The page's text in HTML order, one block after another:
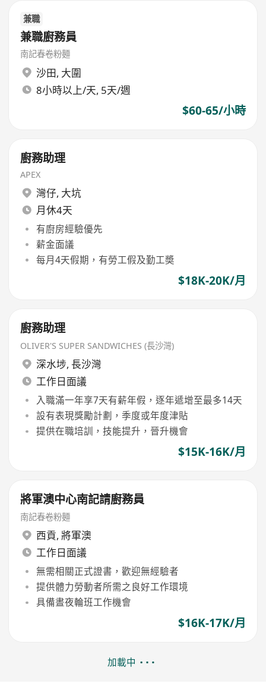
兼職
兼職廚務員
南記春卷粉麵
沙田, 大圍
8小時以上/天, 5天/週
$60-65/小時
廚務助理
APEX
灣仔, 大坑
月休4天
有廚房經驗優先
薪金面議
每月4天假期，有勞工假及勤工奬
$18K-20K/月
廚務助理
OLIVER'S SUPER SANDWICHES (長沙灣)
深水埗, 長沙灣
工作日面議
入職滿一年享7天有薪年假，逐年遞增至最多14天
設有表現獎勵計劃，季度或年度津貼
提供在職培訓，技能提升，晉升機會
$15K-16K/月
將軍澳中心南記請廚務員
南記春卷粉麵
西貢, 將軍澳
工作日面議
無需相關正式證書，歡迎無經驗者
提供體力勞動者所需之良好工作環境
具備晝夜輪班工作機會
$16K-17K/月
加載中